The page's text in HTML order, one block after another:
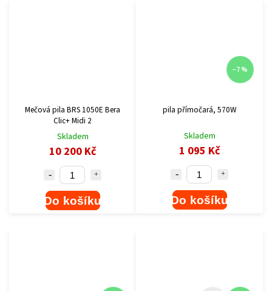
Mečová pila BRS 1050E Bera
Clic+ Midi 2
Skladem
10 200 Kč
Do košíku
–7 %
pila přímočará, 570W
Skladem
1 095 Kč
Do košíku